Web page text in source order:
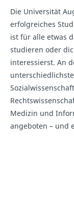
Die Universität
erfolgreiches
ist für alle etwas
studieren oder
interessierst. An
Medizin und
angeboten – und